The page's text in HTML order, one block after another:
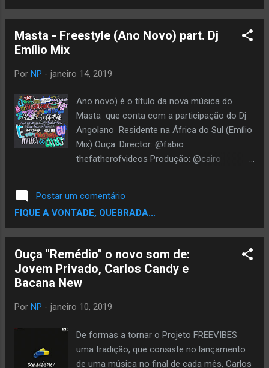
Masta - Freestyle (Ano Novo) part. Dj
Emílio Mix
Por NP - janeiro 14, 2019
Ano novo) é o título da nova música do
Masta que conta com a participação do Dj
Angolano Residente na África do Sul (Emílio
Mix) Ouça: Director: @fabio
thefatherofvideos Produção: @cairo
Postar um comentário
FIQUE A VONTADE, QUEBRADA...
Ouça "Remédio" o novo som de:
Jovem Privado, Carlos Candy e
Bacana New
Por NP - janeiro 10, 2019
De formas a tornar o Projeto FREEVIBES
uma tradição, que consiste no lançamento
de uma música no final de cada mês, Carlos